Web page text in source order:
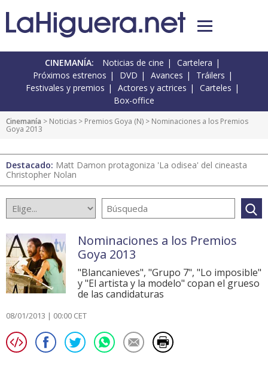
CINEMANÍA: Noticias de cine
Cartelera
Próximos estrenos
DVD Avances
Tráilers
Festivales y premios
Actores y actrices
Carteles
Box-office
Cinemanía > Noticias > Premios Goya (N) > Nominaciones a los Premios
Goya 2013
Destacado: Matt Damon protagoniza 'La odisea' del cineasta
Christopher Nolan
Nominaciones a los Premios
Goya 2013
"Blancanieves", "Grupo 7", "Lo imposible"
y "El artista y la modelo" copan el grueso
de las candidaturas
08/01/2013 | 00:00 CET